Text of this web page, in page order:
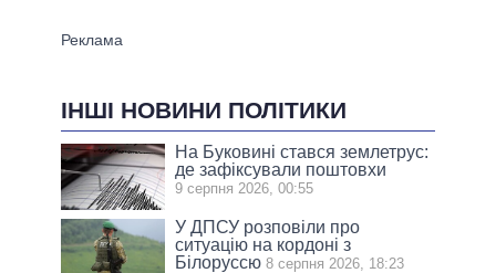
ІНШІ НОВИНИ ПОЛІТИКИ
На Буковині стався землетрус:
де зафіксували поштовхи
9 серпня 2026, 00:55
У ДПСУ розповіли про
ситуацію на кордоні з
Білоруссю 8 серпня 2026, 18:23